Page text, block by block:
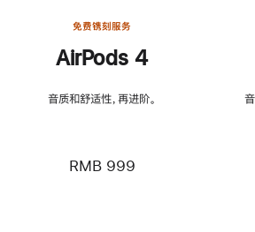
免费镌刻服务
AirPods 4
音质和舒适性，再进阶。
RMB 999